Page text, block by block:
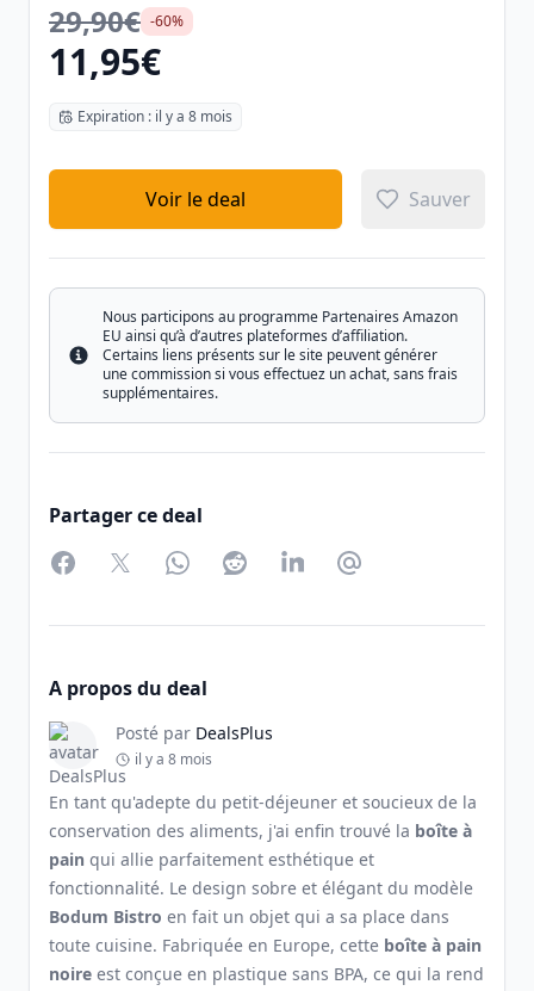
29,90€ -60%
11,95€
Expiration : il y a 8 mois
Voir le deal Sauver
Info
Nous participons au programme Partenaires Amazon
EU ainsi qu’à d’autres plateformes d’affiliation.
Certains liens présents sur le site peuvent générer
une commission si vous effectuez un achat, sans frais
supplémentaires.
Partager ce deal
FacebookTwitterWhatsAppRedditLinkedInPartager par Email
A propos du deal
Posté par DealsPlus
il y a 8 mois
En tant qu'adepte du petit-déjeuner et soucieux de la
conservation des aliments, j'ai enfin trouvé la boîte à
pain qui allie parfaitement esthétique et
fonctionnalité. Le design sobre et élégant du modèle
Bodum Bistro en fait un objet qui a sa place dans
toute cuisine. Fabriquée en Europe, cette boîte à pain
noire est conçue en plastique sans BPA, ce qui la rend